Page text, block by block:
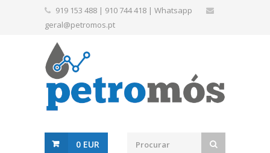
919 153 488 | 910 744 418 | Whatsapp
geral@petromos.pt
0 EUR